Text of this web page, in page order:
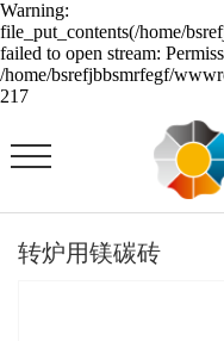
Warning:
file_put_contents(/home/
failed to open stream:
/home/bsrefjbbsmrfegf/
217
转炉用镁碳砖